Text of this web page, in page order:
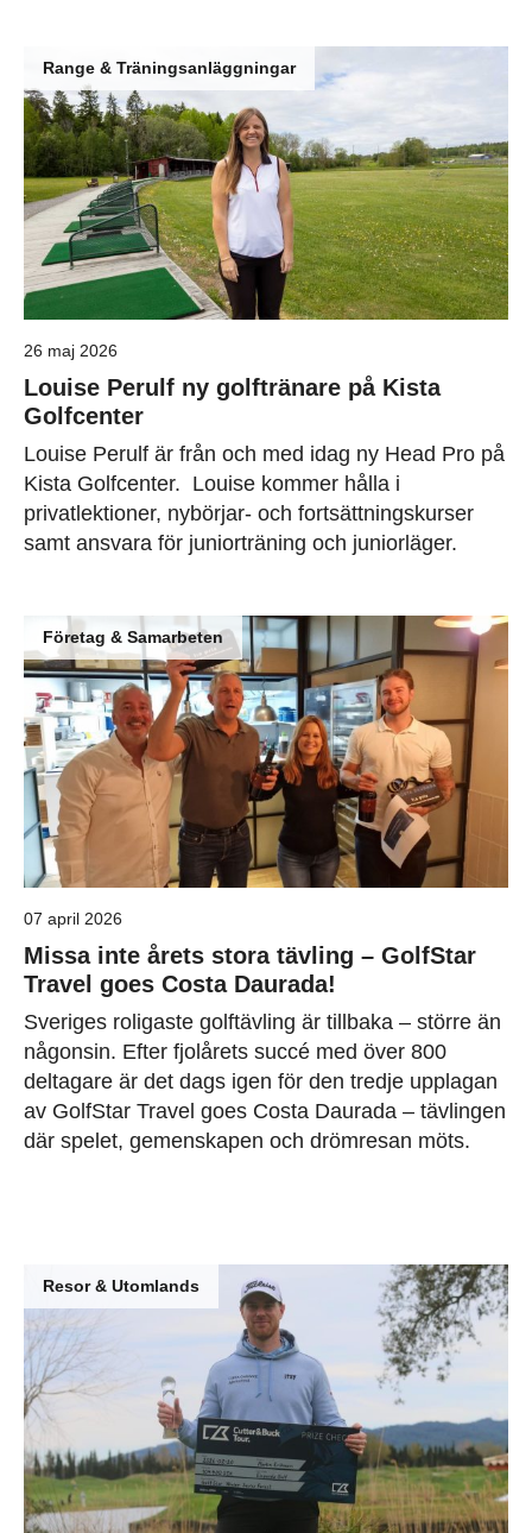
Range & Träningsanläggningar
26 maj 2026
Louise Perulf ny golftränare på Kista
Golfcenter
Louise Perulf är från och med idag ny Head Pro på
Kista Golfcenter. Louise kommer hålla i
privatlektioner, nybörjar- och fortsättningskurser
samt ansvara för juniorträning och juniorläger.
Företag & Samarbeten
07 april 2026
Missa inte årets stora tävling – GolfStar
Travel goes Costa Daurada!
Sveriges roligaste golftävling är tillbaka – större än
någonsin. Efter fjolårets succé med över 800
deltagare är det dags igen för den tredje upplagan
av GolfStar Travel goes Costa Daurada – tävlingen
där spelet, gemenskapen och drömresan möts.
Resor & Utomlands